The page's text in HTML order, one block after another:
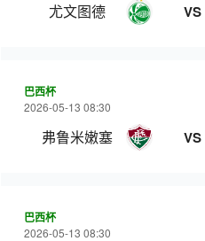
尤文图德 VS
巴西杯
2026-05-13 08:30
弗鲁米嫩塞 VS
巴西杯
2026-05-13 08:30